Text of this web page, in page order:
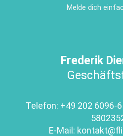
Melde dich
Frederik
Telefon: +49 202 6096-
E-Mail: kontakt@